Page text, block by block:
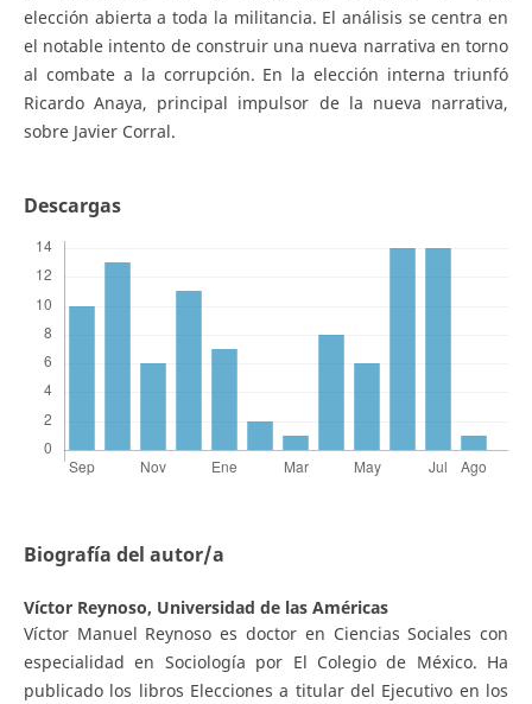
elección abierta a toda la militancia. El análisis se centra en
el notable intento de construir una nueva narrativa en torno
al combate a la corrupción. En la elección interna triunfó
Ricardo Anaya, principal impulsor de la nueva narrativa,
sobre Javier Corral.
Descargas
Biografía del autor/a
Víctor Reynoso, Universidad de las Américas
Víctor Manuel Reynoso es doctor en Ciencias Sociales con
especialidad en Sociología por El Colegio de México. Ha
publicado los libros Elecciones a titular del Ejecutivo en los